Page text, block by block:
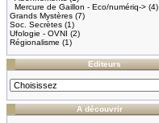
Mercure de Gaillon - Eco/numériq-> (4)
Grands Mystères (7)
Soc. Secrètes (1)
Ufologie - OVNI (2)
Régionalisme (1)
Editeurs
A découvrir